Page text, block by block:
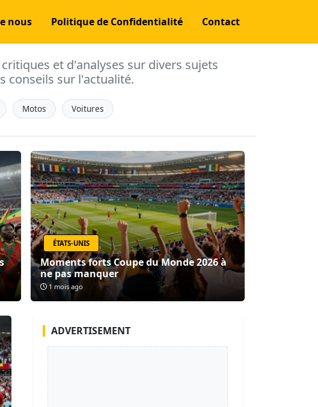
nous Politique de Confidentialité Contact
et d'analyses sur divers sujets
conseils sur l'actualité.
Motos Voitures
ÉTATS-UNIS
Moments forts Coupe du Monde 2026 à
ne pas manquer
1 mois ago
ADVERTISEMENT